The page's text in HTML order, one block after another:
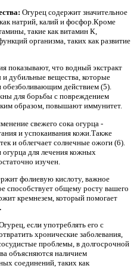
Огурец содержит значительное
натрий, калий и фосфор.Кроме
такие как витамин К,
организма, таких как развитие
показывают, что водный экстракт
дубильные вещества, которые
действием (5).
для борьбы с повреждением
образом, повышают иммунитет.
свежего сока огурца -
и успокаивания кожи.Также
и облегчает солнечные ожоги (6).
для лечения кожных
изучен.
фолиевую кислоту, важное
способствует общему росту вашего
кремнезем, который помогает
.
если употреблять его с
хронические заболевания,
проблемы, в долгосрочной
объясняются наличием
соединений, таких как